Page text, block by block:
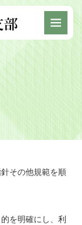
その他規範を順
を明確にし、利